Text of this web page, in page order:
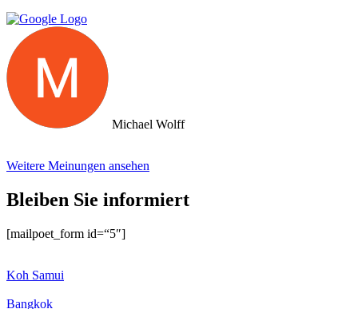
Michael Wolff
Weitere Meinungen ansehen
Bleiben Sie informiert
[mailpoet_form id=“5″]
Koh Samui
Bangkok